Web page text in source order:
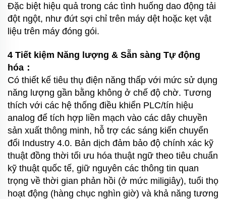
Đặc biệt hiệu quả trong các tình huống dao động tải
đột ngột, như đứt sợi chỉ trên máy dệt hoặc kẹt vật
liệu trên máy đóng gói.
4 Tiết kiệm Năng lượng & Sẵn sàng Tự động
hóa：
Có thiết kế tiêu thụ điện năng thấp với mức sử dụng
năng lượng gần bằng không ở chế độ chờ. Tương
thích với các hệ thống điều khiển PLC/tín hiệu
analog để tích hợp liền mạch vào các dây chuyền
sản xuất thông minh, hỗ trợ các sáng kiến chuyển
đổi Industry 4.0. Bản dịch đảm bảo độ chính xác kỹ
thuật đồng thời tối ưu hóa thuật ngữ theo tiêu chuẩn
kỹ thuật quốc tế, giữ nguyên các thông tin quan
trọng về thời gian phản hồi (ở mức miligiây), tuổi thọ
hoạt động (hàng chục nghìn giờ) và khả năng tương